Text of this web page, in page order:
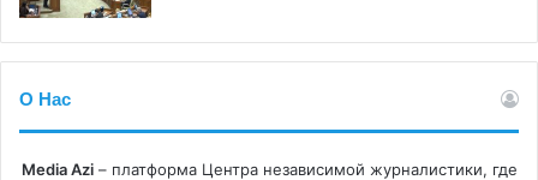
О Нас
Media Azi– платформа Центра независимой журналистики, где